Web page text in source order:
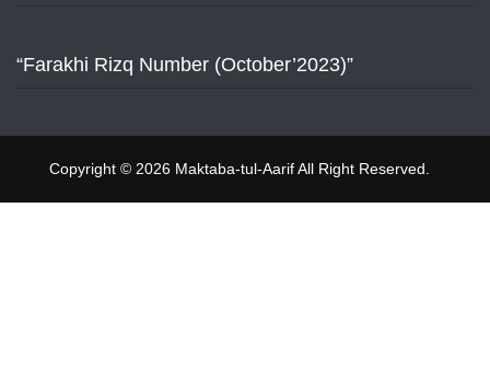
“Farakhi Rizq Number (October’2023)”
Copyright © 2026 Maktaba-tul-Aarif All Right Reserved.